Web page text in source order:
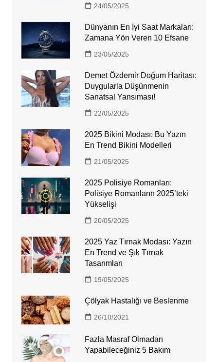
24/05/2025
Dünyanın En İyi Saat Markaları:
Zamana Yön Veren 10 Efsane
23/05/2025
Demet Özdemir Doğum Haritası:
Duygularla Düşünmenin
Sanatsal Yansıması!
22/05/2025
2025 Bikini Modası: Bu Yazın
En Trend Bikini Modelleri
21/05/2025
2025 Polisiye Romanları:
Polisiye Romanların 2025’teki
Yükselişi
20/05/2025
2025 Yaz Tırnak Modası: Yazın
En Trend ve Şık Tırnak
Tasarımları
19/05/2025
Çölyak Hastalığı ve Beslenme
26/10/2021
Fazla Masraf Olmadan
Yapabileceğiniz 5 Bakım